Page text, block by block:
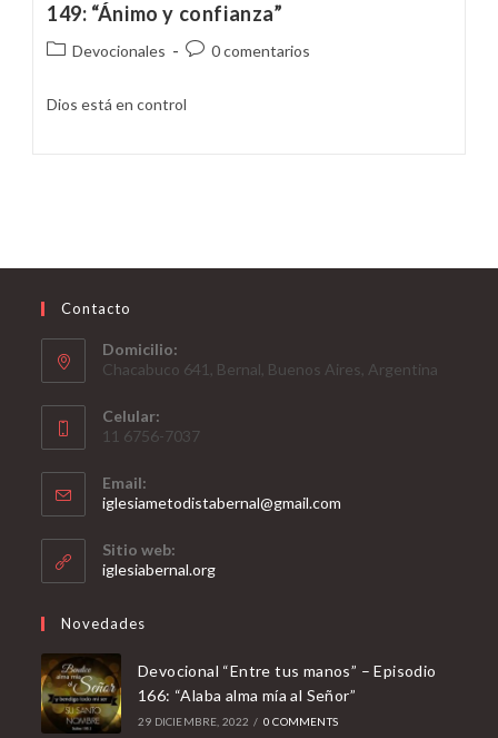
149: “Ánimo y confianza”
Categoría
la
Devocionales
Comentarios
la
0 comentarios
Dios está en control
Contacto
Domicilio:
Chacabuco 641, Bernal, Buenos Aires, Argentina
Celular:
11 6756-7037
Email:
iglesiametodistabernal@gmail.com
Sitio web:
iglesiabernal.org
Novedades
Devocional “Entre tus manos” – Episodio
166: “Alaba alma mía al Señor”
29 DICIEMBRE, 2022 / 0 COMMENTS